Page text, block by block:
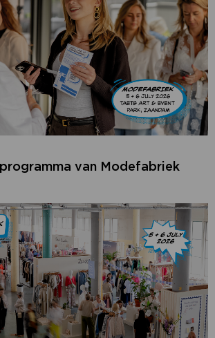
van Modefabriek